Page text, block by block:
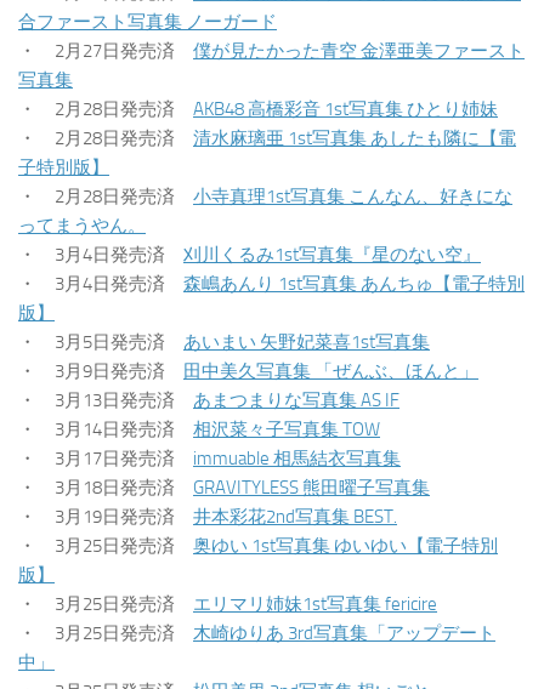
合ファースト写真集 ノーガード
・ 2月27日発売済 僕が見たかった青空 金澤亜美ファースト
写真集
・ 2月28日発売済 AKB48 高橋彩音 1st写真集 ひとり姉妹
・ 2月28日発売済 清水麻璃亜 1st写真集 あしたも隣に【電
子特別版】
・ 2月28日発売済 小寺真理1st写真集 こんなん、好きにな
ってまうやん。
・ 3月4日発売済 刈川くるみ1st写真集『星のない空』
・ 3月4日発売済 森嶋あんり 1st写真集 あんちゅ【電子特別
版】
・ 3月5日発売済 あいまい 矢野妃菜喜1st写真集
・ 3月9日発売済 田中美久写真集 「ぜんぶ、ほんと」
・ 3月13日発売済 あまつまりな写真集 AS IF
・ 3月14日発売済 相沢菜々子写真集 TOW
・ 3月17日発売済 immuable 相馬結衣写真集
・ 3月18日発売済 GRAVITYLESS 熊田曜子写真集
・ 3月19日発売済 井本彩花2nd写真集 BEST.
・ 3月25日発売済 奥ゆい 1st写真集 ゆいゆい【電子特別
版】
・ 3月25日発売済 エリマリ姉妹1st写真集 fericire
・ 3月25日発売済 木崎ゆりあ 3rd写真集「アップデート
中」